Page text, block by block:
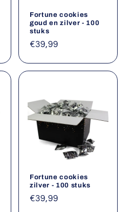
Fortune cookies
goud en zilver - 100
stuks
Normale
€39,99
Fortune cookies
zilver - 100 stuks
Normale
€39,99